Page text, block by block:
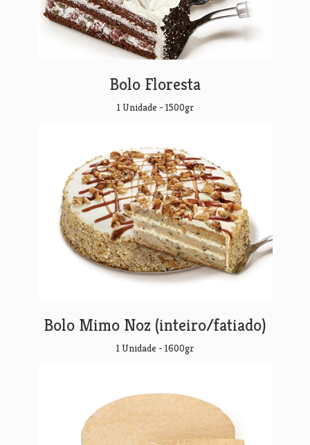
Bolo Floresta
1 Unidade - 1500gr
Bolo Mimo Noz (inteiro/fatiado)
1 Unidade - 1600gr